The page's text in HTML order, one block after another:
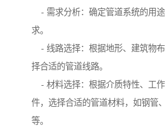
- 需求分析：确定管道系统的用
求。
- 线路选择：根据地形、建筑物
择合适的管道线路。
- 材料选择：根据介质特性、工
件，选择合适的管道材料，如钢管
等。